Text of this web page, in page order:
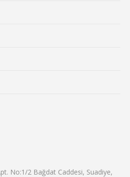
No:1/2 Bağdat Caddesi, Suadiye,